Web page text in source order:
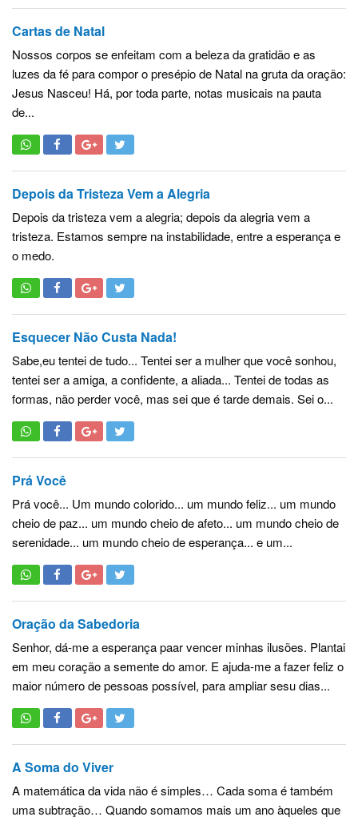
Cartas de Natal
Nossos corpos se enfeitam com a beleza da gratidão e as
luzes da fé para compor o presépio de Natal na gruta da oração:
Jesus Nasceu! Há, por toda parte, notas musicais na pauta
de...
Depois da Tristeza Vem a Alegria
Depois da tristeza vem a alegria; depois da alegria vem a
tristeza. Estamos sempre na instabilidade, entre a esperança e
o medo.
Esquecer Não Custa Nada!
Sabe,eu tentei de tudo... Tentei ser a mulher que você sonhou,
tentei ser a amiga, a confidente, a aliada... Tentei de todas as
formas, não perder você, mas sei que é tarde demais. Sei o...
Prá Você
Prá você... Um mundo colorido... um mundo feliz... um mundo
cheio de paz... um mundo cheio de afeto... um mundo cheio de
serenidade... um mundo cheio de esperança... e um...
Oração da Sabedoria
Senhor, dá-me a esperança paar vencer minhas ilusões. Plantai
em meu coração a semente do amor. E ajuda-me a fazer feliz o
maior número de pessoas possível, para ampliar sesu dias...
A Soma do Viver
A matemática da vida não é simples… Cada soma é também
uma subtração… Quando somamos mais um ano àqueles que